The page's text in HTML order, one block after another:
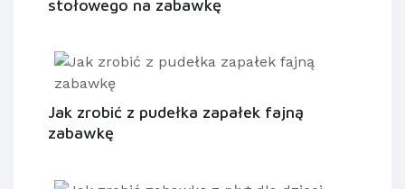
stołowego na zabawkę
Jak zrobić z pudełka zapałek fajną
zabawkę